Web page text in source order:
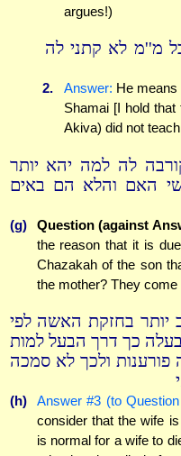
argues!)
מ''מ לא קתני לה
2. Answer: He means
Shamai [I hold
Akiva) did not
לה למה יהא יותר
האם והלא הם באים
(g) Question (against
the reason that it is
Chazakah of the son
the mother? They
יותר בחזקת האשה לפי
כך דרך הבעל למות
פורענות ולכך לא סמכה
(h) Answer #3 (to
consider that the wife
is normal for a wife to